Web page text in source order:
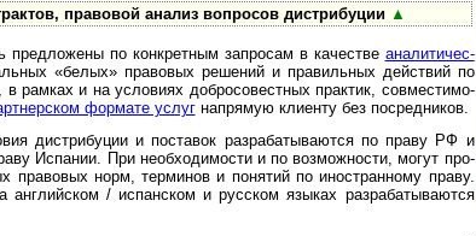
пра­во­вой ана­лиз воп­ро­сов дист­ри­буции ▲
предложены по конк­рет­ным зап­ро­сам в каче­стве ана­ли­ти­че­с­
«бе­лых» пра­во­вых ре­ше­ний и пра­ви­ль­ных дей­ст­вий по
рам­ках и на усло­ви­ях доб­ро­со­вест­ных прак­тик, сов­мес­ти­мо­
фор­мате услугна­пря­мую кли­енту без по­сред­ников.
дист­ри­бу­ции и поста­вок раз­раба­тыва­ются по праву РФ и
Испа­нии. При необ­хо­ди­мо­сти и по воз­мож­но­сти, могут про­
пра­во­вых норм, тер­ми­нов и поня­тий по ино­ст­ран­ному праву.
анг­лий­ском / испан­ском и рус­ском язы­ках раз­раба­тыва­ются